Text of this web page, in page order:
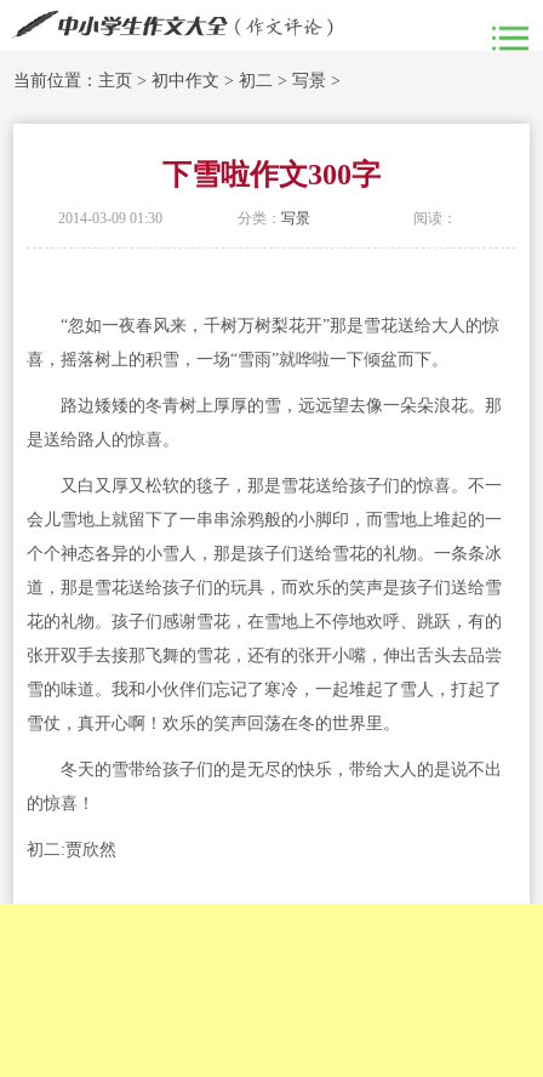
当前位置： 主页 >初中作文 >初二 >写景 >
下雪啦作文300字
2014-03-09 01:30 分类： 写景 阅读：
“忽如一夜春风来，千树万树梨花开”那是雪花送给大人的惊
喜，摇落树上的积雪，一场“雪雨”就哗啦一下倾盆而下。
路边矮矮的冬青树上厚厚的雪，远远望去像一朵朵浪花。那
是送给路人的惊喜。
又白又厚又松软的毯子，那是雪花送给孩子们的惊喜。不一
会儿雪地上就留下了一串串涂鸦般的小脚印，而雪地上堆起的一
个个神态各异的小雪人，那是孩子们送给雪花的礼物。一条条冰
道，那是雪花送给孩子们的玩具，而欢乐的笑声是孩子们送给雪
花的礼物。孩子们感谢雪花，在雪地上不停地欢呼、跳跃，有的
张开双手去接那飞舞的雪花，还有的张开小嘴，伸出舌头去品尝
雪的味道。我和小伙伴们忘记了寒冷，一起堆起了雪人，打起了
雪仗，真开心啊！欢乐的笑声回荡在冬的世界里。
冬天的雪带给孩子们的是无尽的快乐，带给大人的是说不出
的惊喜！
初二:贾欣然